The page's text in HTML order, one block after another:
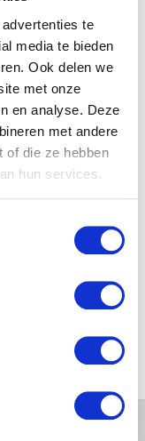
te
media te bieden
Ook delen we
met onze
en analyse. Deze
met andere
of die ze hebben
hun services.
DEELT PRACHTIGE
MET HAAR
SHOWT
IBIZA
FOTO MET BABY